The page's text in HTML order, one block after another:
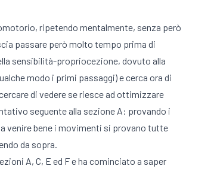
ripetendo mentalmente, senza però
passare però molto tempo prima di
sensibilità-propriocezione, dovuto alla
modo i primi passaggi) e cerca ora di
di vedere se riesce ad ottimizzare
seguente alla sezione A: provando i
venire bene i movimenti si provano tutte
da sopra.
A, C, E ed F e ha cominciato a saper